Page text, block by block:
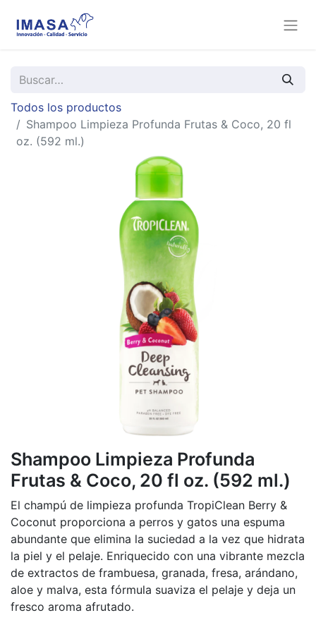
Todos los productos
Shampoo Limpieza Profunda Frutas & Coco, 20 fl
oz. (592 ml.)
Shampoo Limpieza Profunda
Frutas & Coco, 20 fl oz. (592 ml.)
El champú de limpieza profunda TropiClean Berry &
Coconut proporciona a perros y gatos una espuma
abundante que elimina la suciedad a la vez que hidrata
la piel y el pelaje. Enriquecido con una vibrante mezcla
de extractos de frambuesa, granada, fresa, arándano,
aloe y malva, esta fórmula suaviza el pelaje y deja un
fresco aroma afrutado.